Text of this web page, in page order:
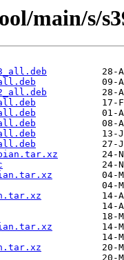
main/s/